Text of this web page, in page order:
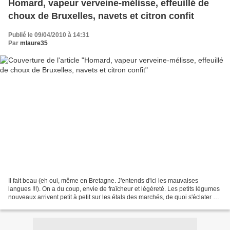
Homard, vapeur verveine-mélisse, effeuillé de
choux de Bruxelles, navets et citron confit
Publié le 09/04/2010 à 14:31
Par mlaure35
Il fait beau (eh oui, même en Bretagne. J'entends d'ici les mauvaises
langues !!!). On a du coup, envie de fraîcheur et légèreté. Les petits légumes
nouveaux arrivent petit à petit sur les étals des marchés, de quoi s'éclater en